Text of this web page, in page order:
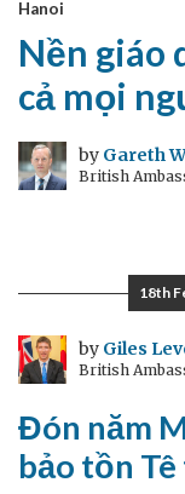
Hanoi
Nền giáo
cả mọi
by Gareth
British
18th
by Giles
British
Đón năm
bảo tồn Tê